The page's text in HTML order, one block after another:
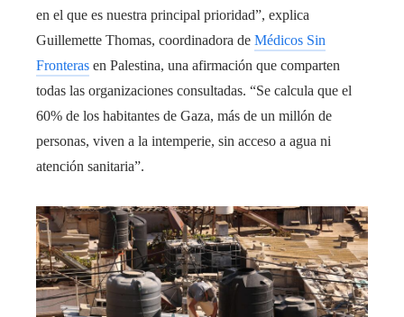
en el que es nuestra principal prioridad”, explica
Guillemette Thomas, coordinadora de Médicos Sin
Fronteras en Palestina, una afirmación que comparten
todas las organizaciones consultadas. “Se calcula que el
60% de los habitantes de Gaza, más de un millón de
personas, viven a la intemperie, sin acceso a agua ni
atención sanitaria”.